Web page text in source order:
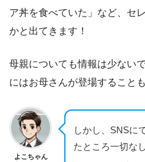
ア丼を食べていた」など、セ
かと出てきます！
母親についても情報は少ない
にはお母さんが登場すること
よこちゃん
しかし、SNSに
たところ一切な